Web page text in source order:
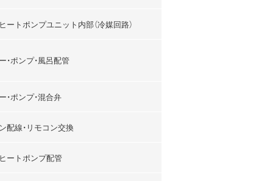
ートポンプユニット内部（冷媒回路）
・ポンプ・風呂配管
・ポンプ・混合弁
配線・リモコン交換
ートポンプ配管